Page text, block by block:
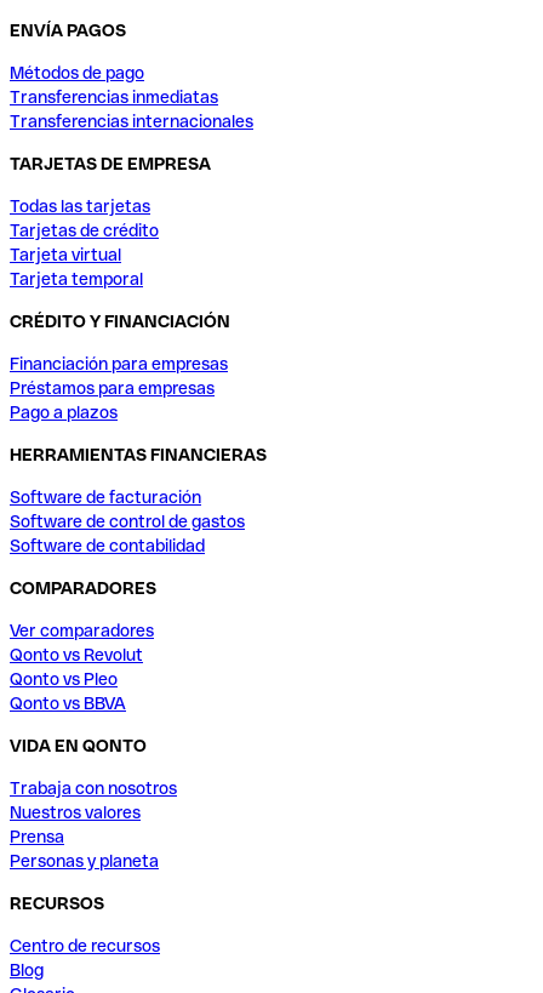
ENVÍA PAGOS
Métodos de pago
Transferencias inmediatas
Transferencias internacionales
TARJETAS DE EMPRESA
Todas las tarjetas
Tarjetas de crédito
Tarjeta virtual
Tarjeta temporal
CRÉDITO Y FINANCIACIÓN
Financiación para empresas
Préstamos para empresas
Pago a plazos
HERRAMIENTAS FINANCIERAS
Software de facturación
Software de control de gastos
Software de contabilidad
COMPARADORES
Ver comparadores
Qonto vs Revolut
Qonto vs Pleo
Qonto vs BBVA
VIDA EN QONTO
Trabaja con nosotros
Nuestros valores
Prensa
Personas y planeta
RECURSOS
Centro de recursos
Blog